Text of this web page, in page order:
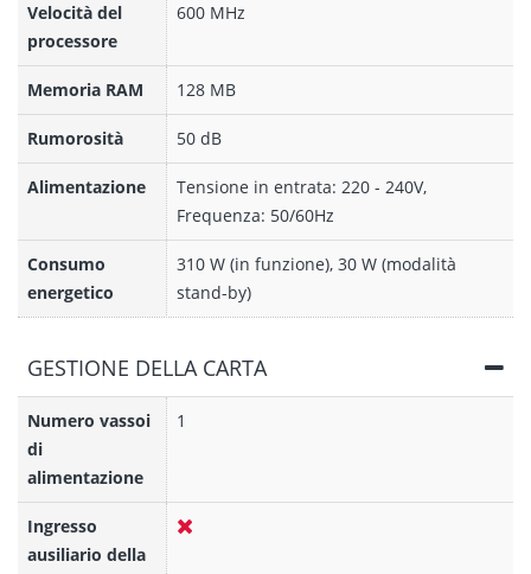
Velocità del
processore
600 MHz
Memoria RAM 128 MB
Rumorosità 50 dB
Alimentazione
Tensione in entrata: 220 - 240V,
Frequenza: 50/60Hz
Consumo
energetico
310 W (in funzione), 30 W (modalità
stand-by)
GESTIONE DELLA CARTA
Numero vassoi
di
alimentazione
1
Ingresso
ausiliario della